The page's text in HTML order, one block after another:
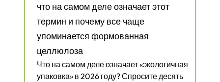
что на самом деле означает этот
термин и почему все чаще
упоминается формованная
целлюлоза
Что на самом деле означает «экологичная
упаковка» в 2026 году? Спросите десять